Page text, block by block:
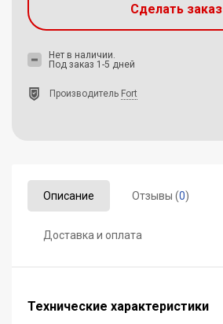
Описание Отзывы (0)
Доставка и оплата
Технические характеристики
Сделать заказ
Нет в наличии.
Под заказ 1-5 дней
Производитель Fort